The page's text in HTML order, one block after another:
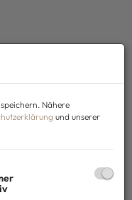
Nähere
und unserer